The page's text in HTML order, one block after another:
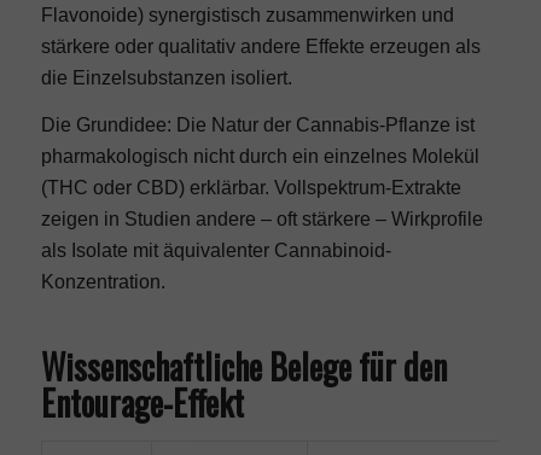
Flavonoide) synergistisch zusammenwirken und
stärkere oder qualitativ andere Effekte erzeugen als
die Einzelsubstanzen isoliert.
Die Grundidee: Die Natur der Cannabis-Pflanze ist
pharmakologisch nicht durch ein einzelnes Molekül
(THC oder CBD) erklärbar. Vollspektrum-Extrakte
zeigen in Studien andere – oft stärkere – Wirkprofile
als Isolate mit äquivalenter Cannabinoid-
Konzentration.
Wissenschaftliche Belege für den
Entourage-Effekt